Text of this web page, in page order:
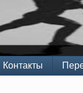
Контакты